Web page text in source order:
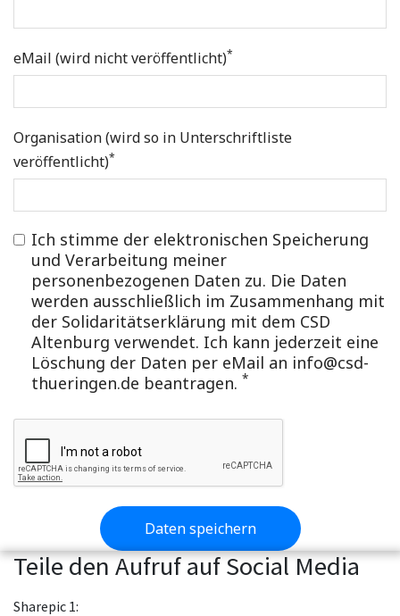
eMail (wird nicht veröffentlicht)*
Organisation (wird so in Unterschriftliste
veröffentlicht)*
Ich stimme der elektronischen Speicherung
und Verarbeitung meiner
personenbezogenen Daten zu. Die Daten
werden ausschließlich im Zusammenhang mit
der Solidaritätserklärung mit dem CSD
Altenburg verwendet. Ich kann jederzeit eine
Löschung der Daten per eMail an info@csd-
thueringen.de beantragen. *
Daten speichern
Teile den Aufruf auf Social Media
Sharepic 1: